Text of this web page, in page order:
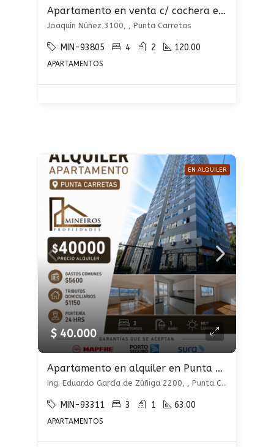
Apartamento en venta c/ cochera en Punta Carretas
Joaquín Núñez 3100, , Punta Carretas
MIN-93805 4 2 120.00
APARTAMENTOS
EN ALQUILER
$ 40.000
Apartamento en alquiler en Punta Carretas
Ing. Eduardo García de Zúñiga 2200, , Punta Carretas
MIN-93311 3 1 63.00
APARTAMENTOS